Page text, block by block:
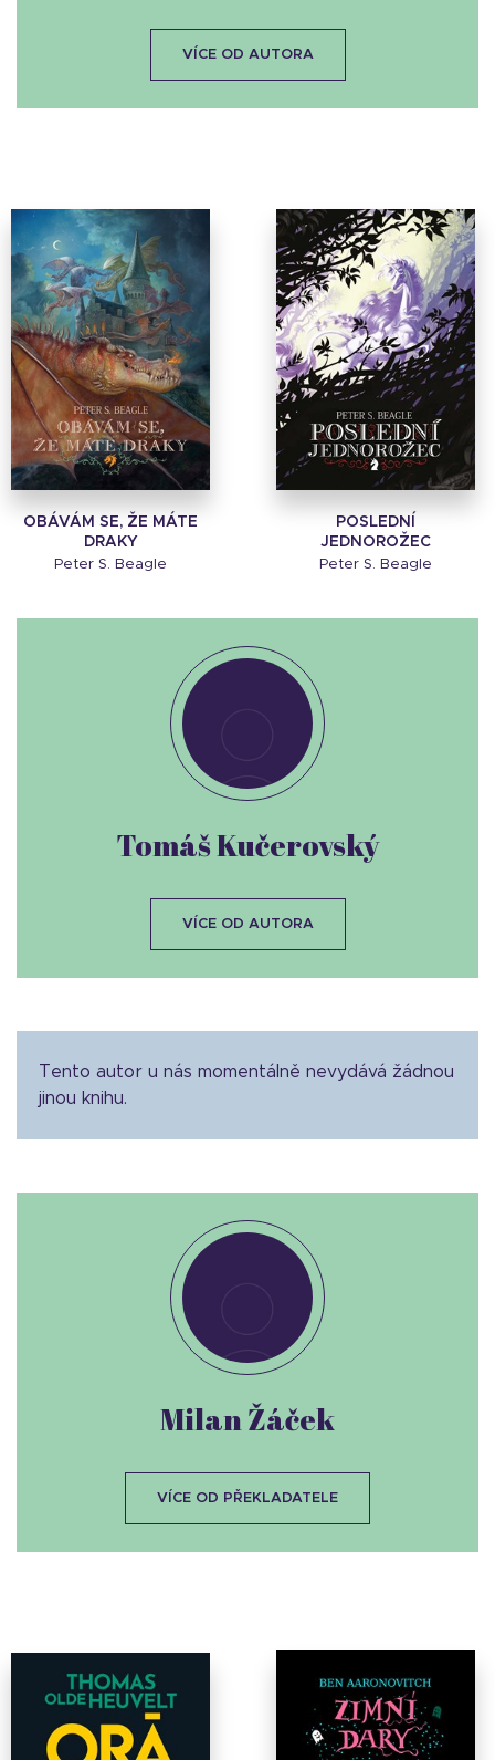
OBÁVÁM SE, ŽE MÁTE
DRAKY
Peter S. Beagle
POSLEDNÍ
JEDNOROŽEC
Peter S. Beagle
VÍCE OD AUTORA
Tento autor u nás momentálně nevydává žádnou
jinou knihu.
Tomáš Kučerovský
VÍCE OD AUTORA
Milan Žáček
VÍCE OD PŘEKLADATELE